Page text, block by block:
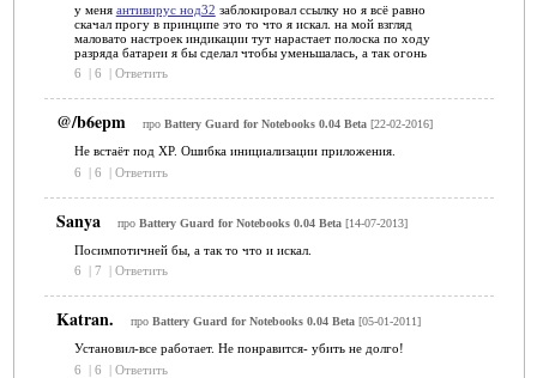
у меня антивирус нод32 заблокировал ссылку но я всё равно
скачал прогу в принципе это то что я искал. на мой взгляд
маловато настроек индикации тут нарастает полоска по ходу
разряда батареи я бы сделал чтобы уменьшалась, а так огонь
6
6 Ответить
@/b6epm про Battery Guard for Notebooks 0.04 Beta[22-02-2016]
Не встаёт под ХР. Ошибка инициализации приложения.
6
| 6 | Ответить
Sanya про Battery Guard for Notebooks 0.04 Beta[14-07-2013]
Посимпотичней бы, а так то что и искал.
6
7 Ответить
Katran. про Battery Guard for Notebooks 0.04 Beta[05-01-2011]
Установил-все работает. Не понравится- убить не долго!
6
| 6 | Ответить